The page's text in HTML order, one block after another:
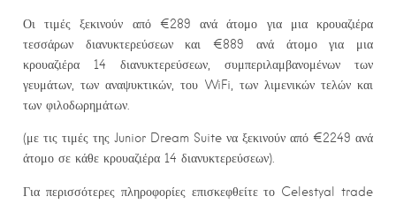
Οι τιμές ξεκινούν από €289 ανά άτομο για μια κρουαζιέρα
τεσσάρων διανυκτερεύσεων και €889 ανά άτομο για μια
κρουαζιέρα 14 διανυκτερεύσεων, συμπεριλαμβανομένων των
γευμάτων, των αναψυκτικών, του WiFi, των λιμενικών τελών και
των φιλοδωρημάτων.
(με τις τιμές της Junior Dream Suite να ξεκινούν από €2249 ανά
άτομο σε κάθε κρουαζιέρα 14 διανυκτερεύσεων).
Για περισσότερες πληροφορίες επισκεφθείτε το Celestyal trade